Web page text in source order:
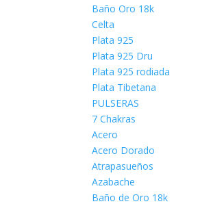
Baño Oro 18k
Celta
Plata 925
Plata 925 Dru
Plata 925 rodiada
Plata Tibetana
PULSERAS
7 Chakras
Acero
Acero Dorado
Atrapasueños
Azabache
Baño de Oro 18k